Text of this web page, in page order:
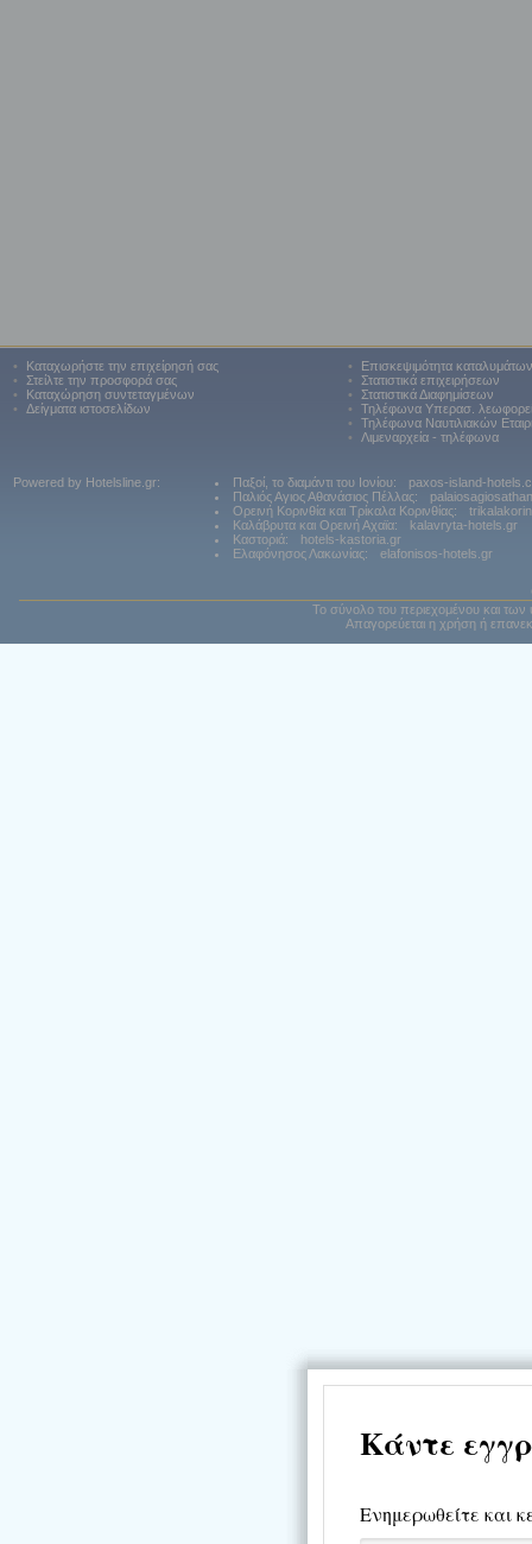
•
Καταχωρήστε την επιχείρησή σας
•
Στείλτε την προσφορά σας
•
Καταχώρηση συντεταγμένων
•
Δείγματα ιστοσελίδων
•
Επισκεψιμότητα καταλυμάτων
•
Στατιστικά επιχειρήσεων
•
Στατιστικά Διαφημίσεων
•
Τηλέφωνα Υπερασ.
•
Τηλέφωνα Ναυτιλιακών
•
Λιμεναρχεία - τηλέφωνα
Powered by Hotelsline.gr: Παξοί, το διαμάντι του Ιονίου:
paxos-island-
Παλιός Αγιος Αθανάσιος Πέλλας:
Ορεινή Κορινθία και Τρίκαλα Κορινθίας:
Καλάβρυτα και Ορεινή Αχαϊα:
kalavryta-hotels.gr
Καστοριά:
hotels-kastoria.gr
Ελαφόνησος Λακωνίας:
elafonisos-hotels.gr
Το σύνολο του περιεχομένου και των
Απαγορεύεται η χρήση ή